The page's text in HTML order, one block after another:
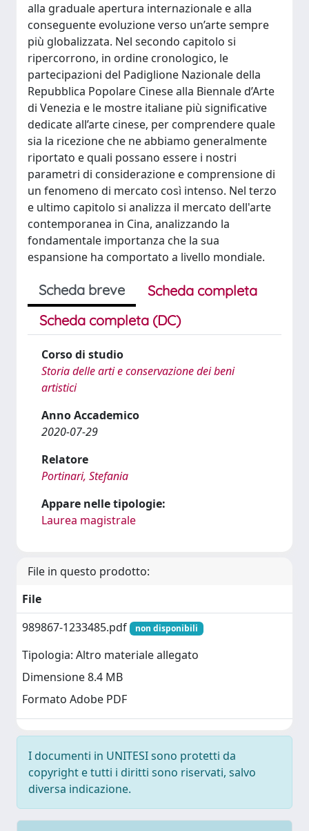
alla graduale apertura internazionale e alla
conseguente evoluzione verso un’arte sempre
più globalizzata. Nel secondo capitolo si
ripercorrono, in ordine cronologico, le
partecipazioni del Padiglione Nazionale della
Repubblica Popolare Cinese alla Biennale d’Arte
di Venezia e le mostre italiane più significative
dedicate all’arte cinese, per comprendere quale
sia la ricezione che ne abbiamo generalmente
riportato e quali possano essere i nostri
parametri di considerazione e comprensione di
un fenomeno di mercato così intenso. Nel terzo
e ultimo capitolo si analizza il mercato dell'arte
contemporanea in Cina, analizzando la
fondamentale importanza che la sua
espansione ha comportato a livello mondiale.
Scheda breve
Scheda completa
Scheda completa (DC)
Corso di studio
Storia delle arti e conservazione dei beni
artistici
Anno Accademico
2020-07-29
Relatore
Portinari, Stefania
Appare nelle tipologie:
Laurea magistrale
File in questo prodotto:
File
989867-1233485.pdf
non disponibili
Tipologia: Altro materiale allegato
Dimensione 8.4 MB
Formato Adobe PDF
I documenti in UNITESI sono protetti da
copyright e tutti i diritti sono riservati, salvo
diversa indicazione.